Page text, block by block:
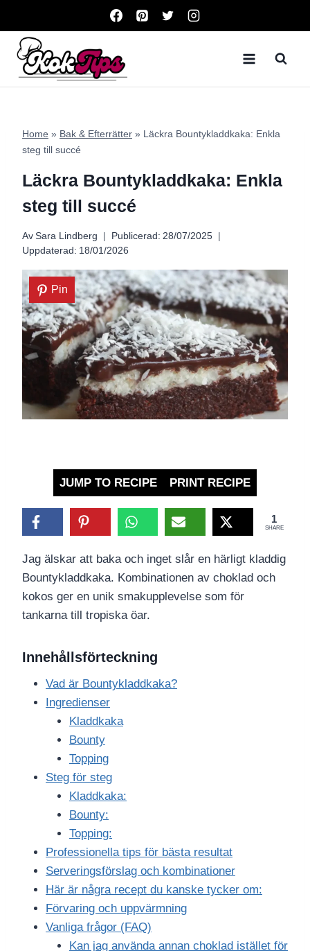
content
Home » Bak & Efterrätter » Läckra Bountykladdkaka: Enkla
steg till succé
Läckra Bountykladdkaka: Enkla
steg till succé
Av Sara Lindberg Publicerad: 28/07/2025
Uppdaterad: 18/01/2026
Pin
JUMP TO RECIPE PRINT RECIPE
1
SHARE
Jag älskar att baka och inget slår en härligt kladdig
Bountykladdkaka. Kombinationen av choklad och
kokos ger en unik smakupplevelse som för
tankarna till tropiska öar.
Innehållsförteckning
Vad är Bountykladdkaka?
Ingredienser
Kladdkaka
Bounty
Topping
Steg för steg
Kladdkaka:
Bounty:
Topping:
Professionella tips för bästa resultat
Serveringsförslag och kombinationer
Här är några recept du kanske tycker om:
Förvaring och uppvärmning
Vanliga frågor (FAQ)
Kan jag använda annan choklad istället för